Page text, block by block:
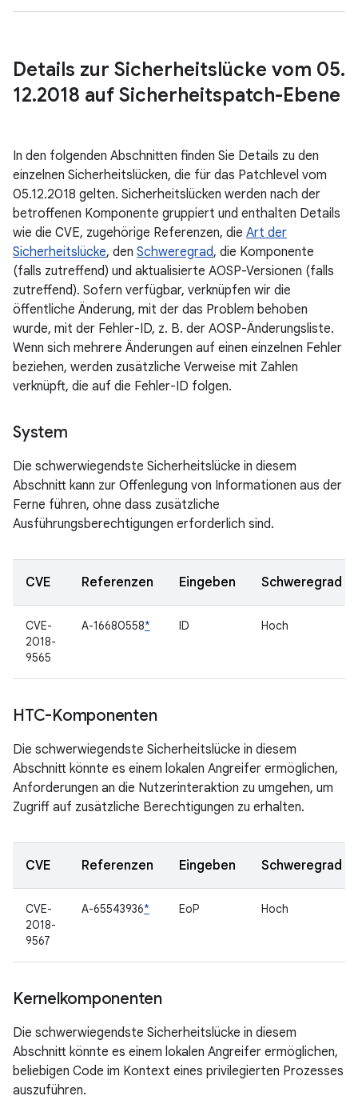
Details zur Sicherheitslücke vom 05.
12.2018 auf Sicherheitspatch-Ebene
In den folgenden Abschnitten finden Sie Details zu den
einzelnen Sicherheitslücken, die für das Patchlevel vom
05.12.2018 gelten. Sicherheitslücken werden nach der
betroffenen Komponente gruppiert und enthalten Details
wie die CVE, zugehörige Referenzen, die Art der
Sicherheitslücke, den Schweregrad, die Komponente
(falls zutreffend) und aktualisierte AOSP-Versionen (falls
zutreffend). Sofern verfügbar, verknüpfen wir die
öffentliche Änderung, mit der das Problem behoben
wurde, mit der Fehler-ID, z. B. der AOSP-Änderungsliste.
Wenn sich mehrere Änderungen auf einen einzelnen Fehler
beziehen, werden zusätzliche Verweise mit Zahlen
verknüpft, die auf die Fehler-ID folgen.
System
Die schwerwiegendste Sicherheitslücke in diesem
Abschnitt kann zur Offenlegung von Informationen aus der
Ferne führen, ohne dass zusätzliche
Ausführungsberechtigungen erforderlich sind.
CVE Referenzen Eingeben Schweregrad
CVE-
2018-
9565
A-16680558* ID Hoch
HTC-Komponenten
Die schwerwiegendste Sicherheitslücke in diesem
Abschnitt könnte es einem lokalen Angreifer ermöglichen,
Anforderungen an die Nutzerinteraktion zu umgehen, um
Zugriff auf zusätzliche Berechtigungen zu erhalten.
CVE Referenzen Eingeben Schweregrad
CVE-
2018-
9567
A-65543936* EoP Hoch
Kernelkomponenten
Die schwerwiegendste Sicherheitslücke in diesem
Abschnitt könnte es einem lokalen Angreifer ermöglichen,
beliebigen Code im Kontext eines privilegierten Prozesses
auszuführen.